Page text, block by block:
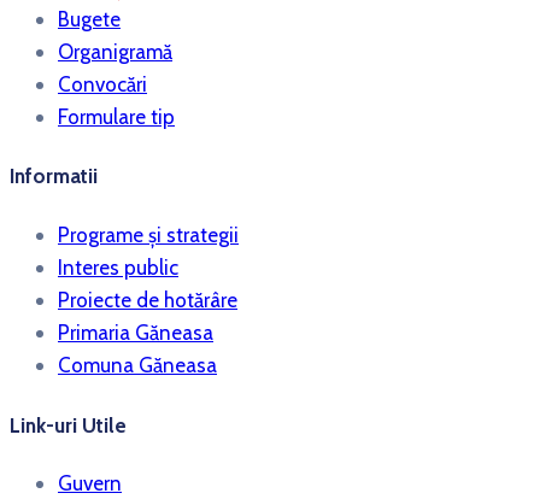
Bugete
Organigramă
Convocări
Formulare tip
Informatii
Programe și strategii
Interes public
Proiecte de hotărâre
Primaria Găneasa
Comuna Găneasa
Link-uri Utile
Guvern